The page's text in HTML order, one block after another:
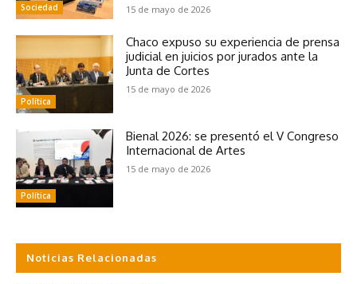
Sociedad 15 de mayo de 2026
Política
Chaco expuso su experiencia de prensa
judicial en juicios por jurados ante la
Junta de Cortes
15 de mayo de 2026
Política
Bienal 2026: se presentó el V Congreso
Internacional de Artes
15 de mayo de 2026
Noticias Relacionadas